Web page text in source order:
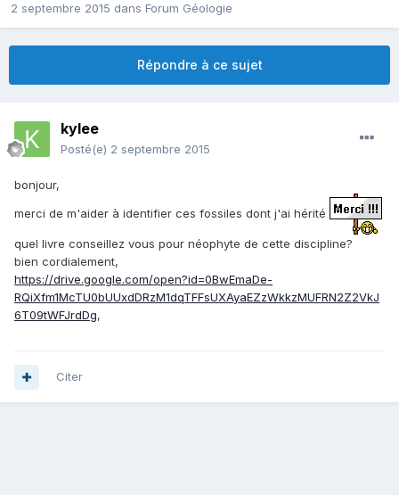
2 septembre 2015 dans Forum Géologie
Répondre à ce sujet
kylee
Posté(e) 2 septembre 2015
bonjour,
merci de m'aider à identifier ces fossiles dont j'ai hérité
quel livre conseillez vous pour néophyte de cette discipline?
bien cordialement,
https://drive.google.com/open?id=0BwEmaDe-
RQiXfm1McTU0bUUxdDRzM1dqTFFsUXAyaEZzWkkzMUFRN2Z2VkJ
6T09tWFJrdDg,
Citer